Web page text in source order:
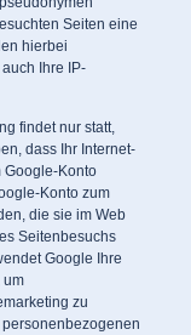
Seiten eine
hierbei
Ihre IP-
findet nur statt,
dass Ihr Internet-
Google-Konto
Konto zum
die sie im Web
Seitenbesuchs
Google Ihre
um
zu